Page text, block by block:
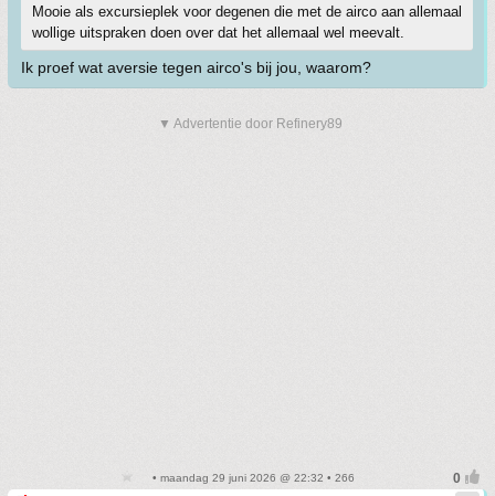
Mooie als excursieplek voor degenen die met de airco aan allemaal
wollige uitspraken doen over dat het allemaal wel meevalt.
Ik proef wat aversie tegen airco's bij jou, waarom?
▼ Advertentie door Refinery89
• maandag 29 juni 2026 @ 22:32 • 266